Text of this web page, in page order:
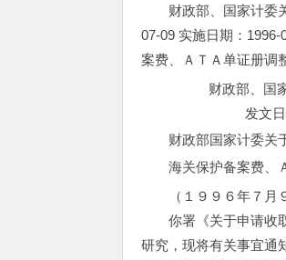
财政部、国家计委
07-09 实施日期：
案费、ＡＴＡ单证册调
财政部、国
发文
财政部国家计委关
海关保护备案费、
（１９９６年７
你署《关于申请收取
研究，现将有关事宜通